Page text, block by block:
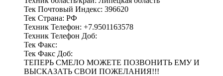
Тек Почтовый Индекс: 396620
Тек Страна: РФ
Техник Телефон: +7.9501163578
Техник Телефон Доб:
Тек Факс:
Тек Факс Доб:
ТЕПЕРЬ СМЕЛО МОЖЕТЕ ПОЗВОНИТЬ ЕМУ И
ВЫСКАЗАТЬ СВОИ ПОЖЕЛАНИЯ!!!